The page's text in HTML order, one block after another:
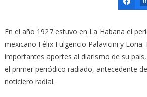
En el año 1927 estuvo en La Habana el
mexicano Félix Fulgencio Palavicini y Loria.
importantes aportes al diarismo de su
el primer periódico radiado, antecedente
noticiero radial.